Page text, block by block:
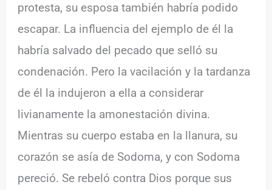
protesta, su esposa también habría podido
escapar. La influencia del ejemplo de él la
habría salvado del pecado que selló su
condenación. Pero la vacilación y la tardanza
de él la indujeron a ella a considerar
livianamente la amonestación divina.
Mientras su cuerpo estaba en la llanura, su
corazón se asía de Sodoma, y con Sodoma
pereció. Se rebeló contra Dios porque sus